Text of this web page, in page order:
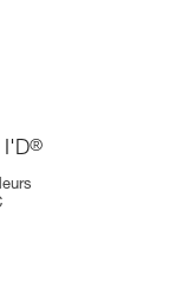
I'D®